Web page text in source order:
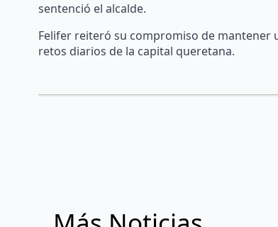
sentenció el alcalde.
Felifer reiteró su compromiso de mantener
retos diarios de la capital queretana.